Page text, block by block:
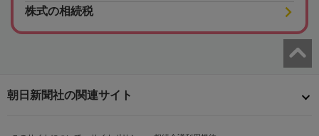
株式の相続税
朝日新聞社の関連サイト